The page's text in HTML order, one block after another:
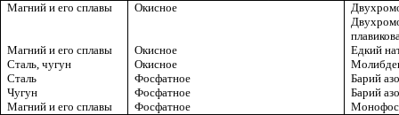
Магний и его сплавы
Окисное
Магний и его сплавы
Окисное
Едкий
Сталь, чугун
Окисное
Сталь
Фосфатное
Барий
Чугун
Фосфатное
Барий
Магний и его сплавы
Фосфатное